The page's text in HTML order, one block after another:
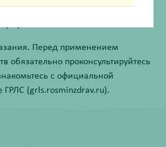
Перед применением
обязательно проконсультируйтесь
с официальной
ГРЛС (grls.rosminzdrav.ru).